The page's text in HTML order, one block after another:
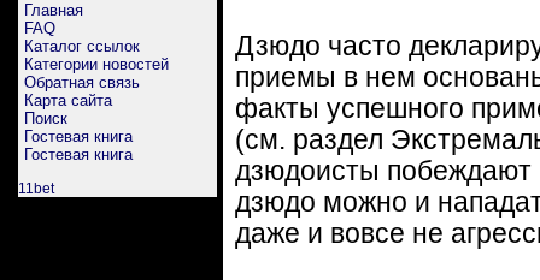
Главная
FAQ
Каталог ссылок
Категории новостей
Обратная связь
Карта сайта
Поиск
Гостевая книга
Гостевая книга
11bet
Дзюдо часто
приемы в нем
факты успешного
(см. раздел
дзюдоисты побеждают
дзюдо можно и
даже и вовсе не